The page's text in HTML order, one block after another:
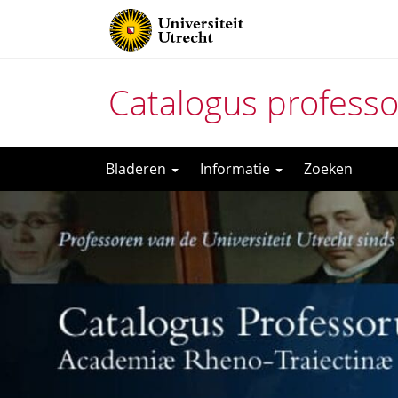
Catalogus
naar
het
inhoud
Bladeren Informatie Zoeken